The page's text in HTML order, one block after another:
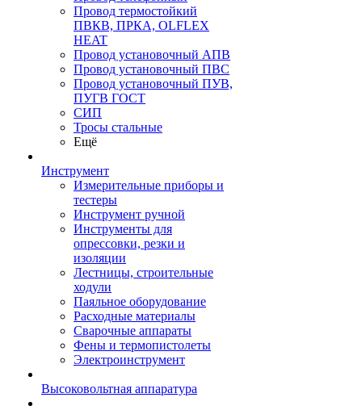
Провод термостойкий
ПВКВ, ПРКА, OLFLEX
HEAT
Провод установочный АПВ
Провод установочный ПВС
Провод установочный ПУВ,
ПУГВ ГОСТ
СИП
Тросы стальные
Ещё
Инструмент
Измерительные приборы и
тестеры
Инструмент ручной
Инструменты для
опрессовки, резки и
изоляции
Лестницы, строительные
ходули
Паяльное оборудование
Расходные материалы
Сварочные аппараты
Фены и термопистолеты
Электроинструмент
Высоковольтная аппаратура